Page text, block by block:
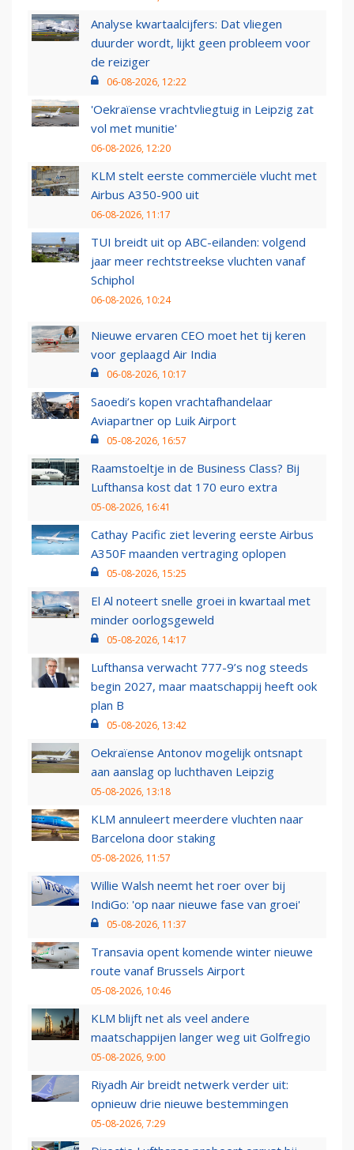
Analyse kwartaalcijfers: Dat vliegen
duurder wordt, lijkt geen probleem voor
de reiziger
06-08-2026, 12:22
'Oekraïense vrachtvliegtuig in Leipzig zat
vol met munitie'
06-08-2026, 12:20
KLM stelt eerste commerciële vlucht met
Airbus A350-900 uit
06-08-2026, 11:17
TUI breidt uit op ABC-eilanden: volgend
jaar meer rechtstreekse vluchten vanaf
Schiphol
06-08-2026, 10:24
Nieuwe ervaren CEO moet het tij keren
voor geplaagd Air India
06-08-2026, 10:17
Saoedi’s kopen vrachtafhandelaar
Aviapartner op Luik Airport
05-08-2026, 16:57
Raamstoeltje in de Business Class? Bij
Lufthansa kost dat 170 euro extra
05-08-2026, 16:41
Cathay Pacific ziet levering eerste Airbus
A350F maanden vertraging oplopen
05-08-2026, 15:25
El Al noteert snelle groei in kwartaal met
minder oorlogsgeweld
05-08-2026, 14:17
Lufthansa verwacht 777-9’s nog steeds
begin 2027, maar maatschappij heeft ook
plan B
05-08-2026, 13:42
Oekraïense Antonov mogelijk ontsnapt
aan aanslag op luchthaven Leipzig
05-08-2026, 13:18
KLM annuleert meerdere vluchten naar
Barcelona door staking
05-08-2026, 11:57
Willie Walsh neemt het roer over bij
IndiGo: 'op naar nieuwe fase van groei'
05-08-2026, 11:37
Transavia opent komende winter nieuwe
route vanaf Brussels Airport
05-08-2026, 10:46
KLM blijft net als veel andere
maatschappijen langer weg uit Golfregio
05-08-2026, 9:00
Riyadh Air breidt netwerk verder uit:
opnieuw drie nieuwe bestemmingen
05-08-2026, 7:29